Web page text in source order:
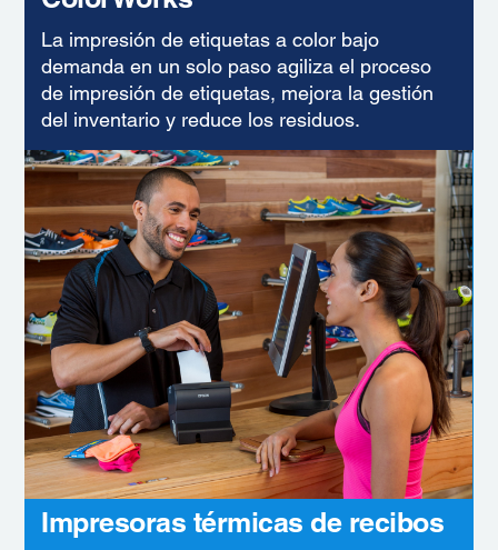
La impresión de etiquetas a color bajo
demanda en un solo paso agiliza el proceso
de impresión de etiquetas, mejora la gestión
del inventario y reduce los residuos.
Impresoras térmicas de recibos